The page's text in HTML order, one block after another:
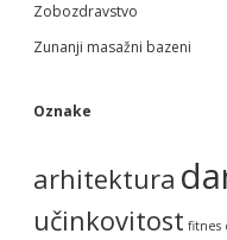
Zobozdravstvo
Zunanji masažni bazeni
Oznake
arhitektura
učinkovitost fitnes